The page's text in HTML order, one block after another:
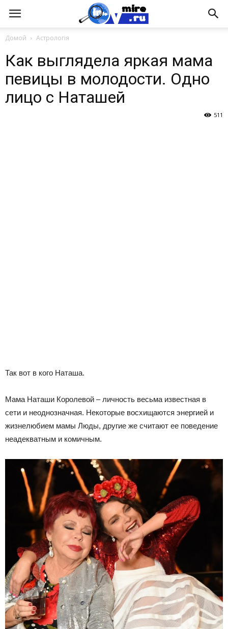
Домой Астрологія
Как выглядела яркая мама
певицы в молодости. Одно
лицо с Наташей
511
Так вот в кого Наташа.
Мама Наташи Королевой – личность весьма известная в
сети и неоднозначная. Некоторые восхищаются энергией и
жизнелюбием мамы Люды, другие же считают ее поведение
неадекватным и комичным.